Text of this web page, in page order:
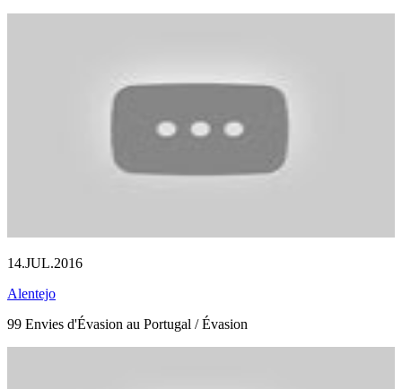
14.JUL.2016
Alentejo
99 Envies d'Évasion au Portugal / Évasion